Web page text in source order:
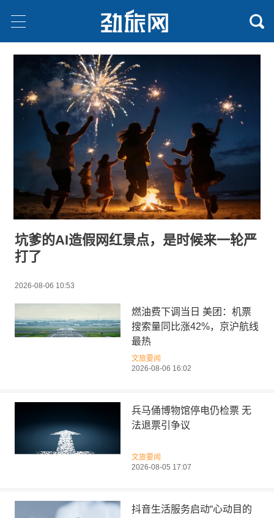
坑爹的AI造假网红景点，是时候来一轮严
打了
2026-08-06 10:53
燃油费下调当日 美团：机票
搜索量同比涨42%，京沪航线
最热
文旅要闻
2026-08-06 16:02
兵马俑博物馆停电仍检票 无
法退票引争议
文旅要闻
2026-08-05 17:07
抖音生活服务启动“心动目的